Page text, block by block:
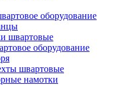
оборудование
швартовые
оборудование
швартовые
намотки